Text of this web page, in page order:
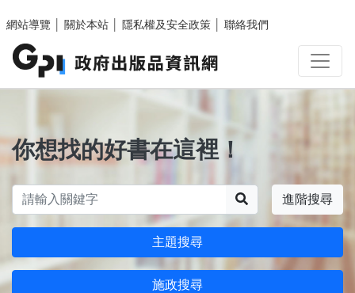
網站導覽
關於本站 隱私權及安全政策 聯絡我們
你想找的好書在這裡！
進階搜尋
主題搜尋
施政搜尋